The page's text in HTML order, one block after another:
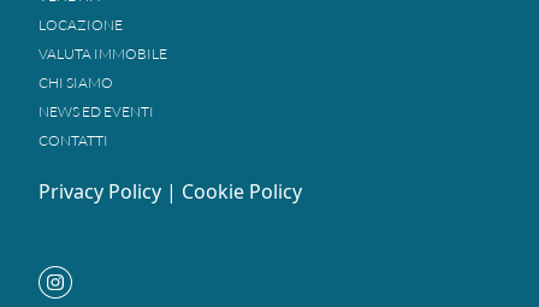
LOCAZIONE
VALUTA IMMOBILE
CHI SIAMO
NEWS ED EVENTI
CONTATTI
Privacy Policy | Cookie Policy